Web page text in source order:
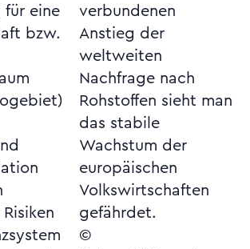
für eine
bzw.
der
man
gefährdet.
©